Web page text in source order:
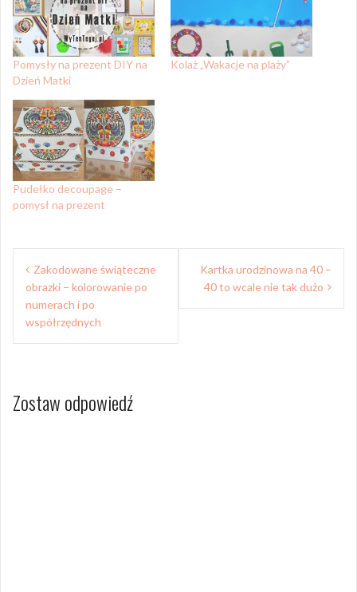
Pomysły na prezent DIY na
Dzień Matki
Kolaż „Wakacje na plaży”
Pudełko decoupage –
pomysł na prezent
Nawigacja
wpisu
Zakodowane świąteczne
obrazki – kolorowanie po
numerach i po
współrzędnych
Kartka urodzinowa na 40 –
40 to wcale nie tak dużo
Zostaw odpowiedź